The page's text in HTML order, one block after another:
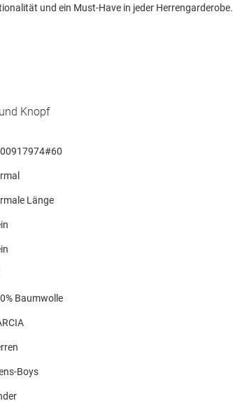
und ein Must-Have in jeder Herrengarderobe.
Knopf
Länge
Baumwolle
Boys